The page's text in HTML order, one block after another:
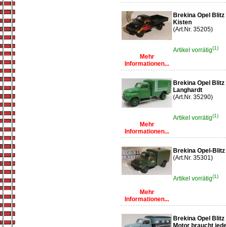
Mehr
Informationen...
Brekina Opel
Kisten
(Art.Nr. 35205)
Artikel vorrätig(1)
Mehr
Informationen...
Brekina Opel
Langhardt
(Art.Nr. 35290)
Artikel vorrätig(1)
Mehr
Informationen...
Brekina Opel-
(Art.Nr. 35301)
Artikel vorrätig(1)
Brekina Opel
Motor braucht